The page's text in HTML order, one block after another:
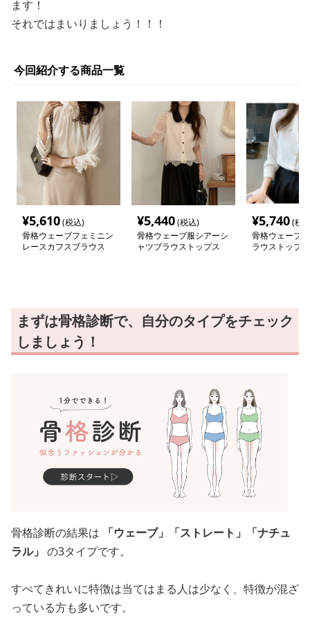
ます！
それではまいりましょう！！！
今回紹介する商品一覧
¥5,610(税込)
骨格ウェーブフェミニン
レースカフスブラウス
¥5,440(税込)
骨格ウェーブ服シアーシ
ャツブラウストップス
¥5,740(税
骨格ウェーブ
ラウストップス
まずは骨格診断で、自分のタイプをチェック
しましょう！
骨格診断の結果は
「ウェーブ」「ストレート」「ナチュ
ラル」 の3タイプです。
すべてきれいに特徴は当てはまる人は少なく、特徴が混ざ
っている方も多いです。